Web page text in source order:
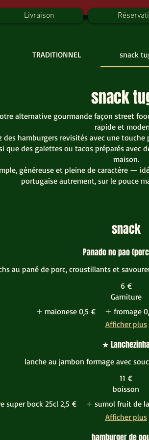
Livraison
TRADITIONNEL snack
snack
alternative gourmande façon street
rapide et
des hamburgers revisités avec une
que des galettes ou tacos préparés avec
maison.
généreuse et pleine de caractère —
portugaise autrement, sur le pouce
snack
Panado no pao
au pané de porc, croustillants et
6 €
Garniture
maionese 0,5 € fromage
Afficher plus
★
lanche au jambon formage avec
11 €
boisson
super bock 25cl 2,5 € sumol fruit de
Afficher plus
hamburger de